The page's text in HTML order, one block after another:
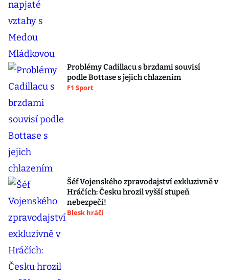
Problémy Cadillacu s brzdami souvisí
podle Bottase s jejich chlazením
F1 Sport
Šéf Vojenského zpravodajství exkluzivně v
Hráčích: Česku hrozil vyšší stupeň
nebezpečí!
Blesk hráči